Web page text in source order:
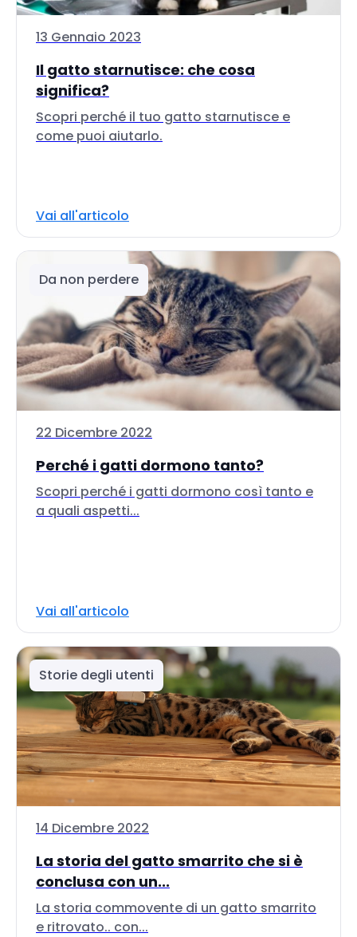
13 Gennaio 2023
Il gatto starnutisce: che cosa
significa?
Scopri perché il tuo gatto starnutisce e
come puoi aiutarlo.
Vai all'articolo
Da non perdere
22 Dicembre 2022
Perché i gatti dormono tanto?
Scopri perché i gatti dormono così tanto e
a quali aspetti...
Vai all'articolo
Storie degli utenti
14 Dicembre 2022
La storia del gatto smarrito che si è
conclusa con un...
La storia commovente di un gatto smarrito
e ritrovato.. con...